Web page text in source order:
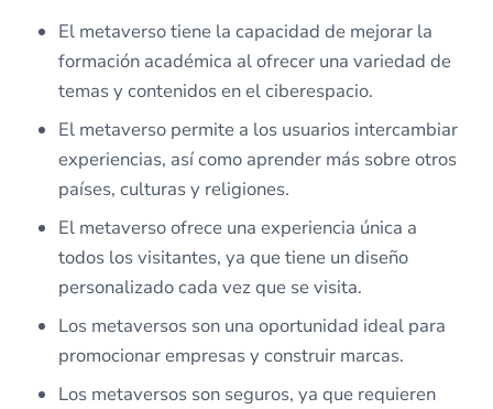
El metaverso tiene la capacidad de mejorar la
formación académica al ofrecer una variedad de
temas y contenidos en el ciberespacio.
El metaverso permite a los usuarios intercambiar
experiencias, así como aprender más sobre otros
países, culturas y religiones.
El metaverso ofrece una experiencia única a
todos los visitantes, ya que tiene un diseño
personalizado cada vez que se visita.
Los metaversos son una oportunidad ideal para
promocionar empresas y construir marcas.
Los metaversos son seguros, ya que requieren